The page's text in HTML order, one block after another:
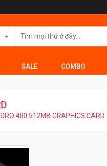
SALE COMBO
400 512MB GRAPHICS CARD